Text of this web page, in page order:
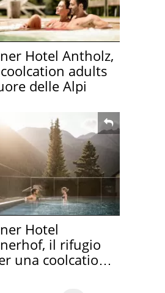
Hotel Antholz,
adults
delle Alpi
Hotel
il rifugio
una coolcation